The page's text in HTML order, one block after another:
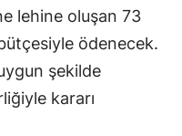
lehine oluşan 73
ödenecek.
şekilde
kararı